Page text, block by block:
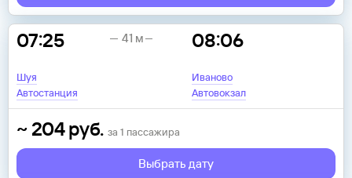
07:25
Шуя
Автостанция
08:06
Иваново
Автовокзал
41 м
~ 204 руб. за 1 пассажира
Выбрать дату